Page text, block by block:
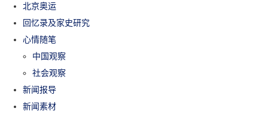
北京奥运
回忆录及家史研究
心情随笔
中国观察
社会观察
新闻报导
新闻素材